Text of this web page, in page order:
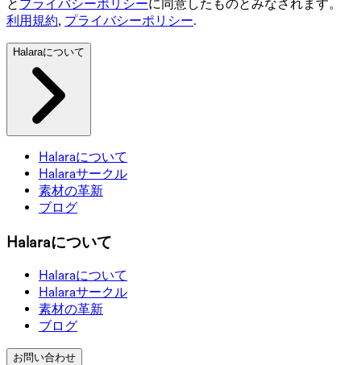
と プライバシーポリシーに同意したものとみなされます。
利用規約, プライバシーポリシー.
Halaraについて
Halaraについて
Halaraサークル
素材の革新
ブログ
Halaraについて
Halaraについて
Halaraサークル
素材の革新
ブログ
お問い合わせ